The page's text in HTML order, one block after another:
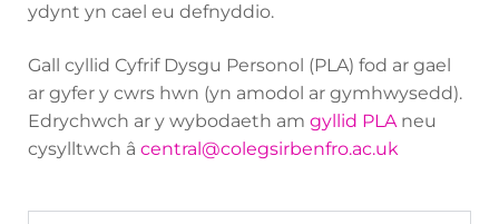
ydynt yn cael eu defnyddio.
Gall cyllid Cyfrif Dysgu Personol (PLA) fod ar gael
ar gyfer y cwrs hwn (yn amodol ar gymhwysedd).
Edrychwch ar y wybodaeth am gyllid PLAneu
cysylltwch â central@colegsirbenfro.ac.uk